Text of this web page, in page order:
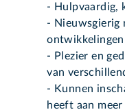
- Hulpvaardig,
- Nieuwsgierig
- Plezier en
van
- Kunnen
heeft aan